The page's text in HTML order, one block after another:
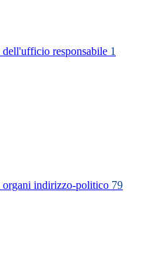
dell'ufficio responsabile 1
organi indirizzo-politico 79